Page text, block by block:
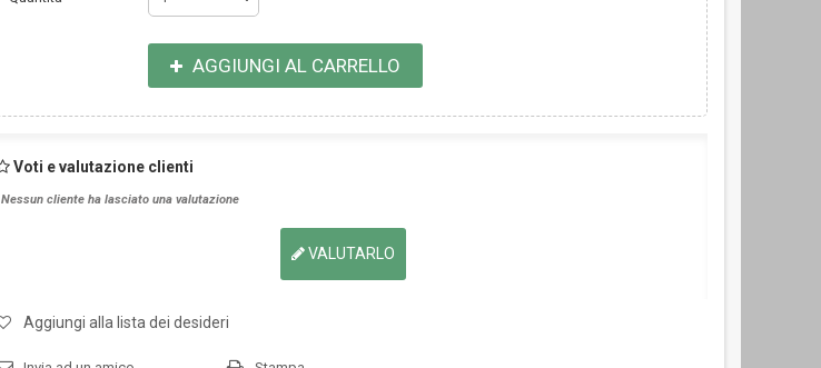
AGGIUNGI AL CARRELLO
Voti e valutazione clienti
Nessun cliente ha lasciato una valutazione
VALUTARLO
Aggiungi alla lista dei desideri